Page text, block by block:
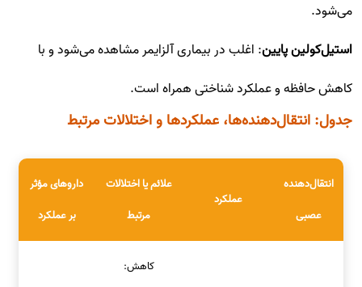
می‌شود.
استیل‌کولین پایین: اغلب در بیماری آلزایمر مشاهده می‌شود و با
کاهش حافظه و عملکرد شناختی همراه است.
جدول: انتقال‌دهنده‌ها، عملکردها و اختلالات مرتبط
انتقال‌دهنده
عصبی
عملکرد
علائم یا اختلالات
مرتبط
داروهای مؤثر
بر عملکرد
کاهش: